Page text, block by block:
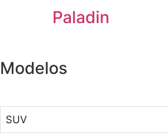
Paladin
Modelos
SUV